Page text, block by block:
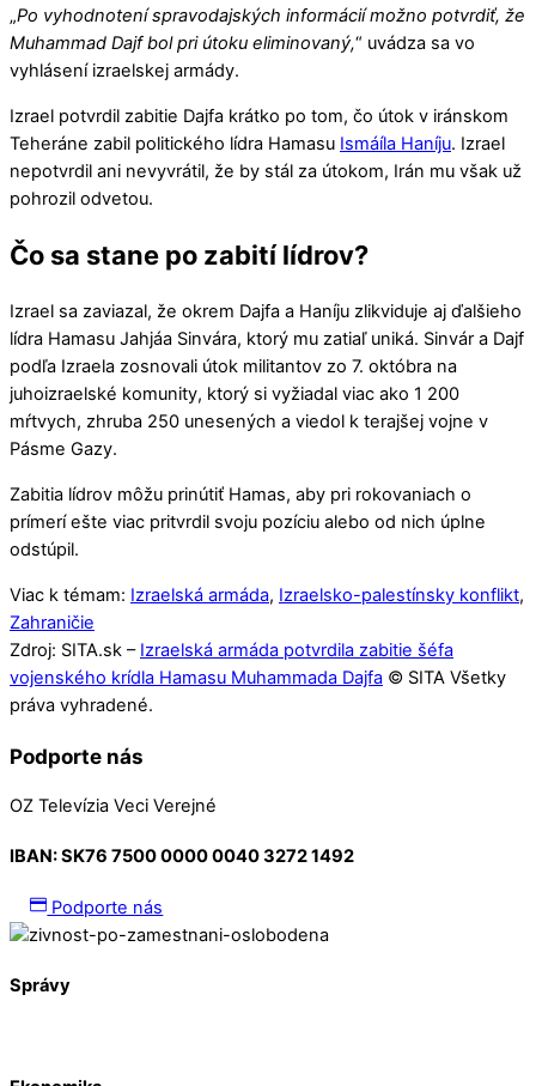
„Po vyhodnotení spravodajských informácií možno potvrdiť, že
Muhammad Dajf bol pri útoku eliminovaný,“ uvádza sa vo
vyhlásení izraelskej armády.
Izrael potvrdil zabitie Dajfa krátko po tom, čo útok v iránskom
Teheráne zabil politického lídra Hamasu Ismáíla Haníju. Izrael
nepotvrdil ani nevyvrátil, že by stál za útokom, Irán mu však už
pohrozil odvetou.
Čo sa stane po zabití lídrov?
Izrael sa zaviazal, že okrem Dajfa a Haníju zlikviduje aj ďalšieho
lídra Hamasu Jahjáa Sinvára, ktorý mu zatiaľ uniká. Sinvár a Dajf
podľa Izraela zosnovali útok militantov zo 7. októbra na
juhoizraelské komunity, ktorý si vyžiadal viac ako 1 200
mŕtvych, zhruba 250 unesených a viedol k terajšej vojne v
Pásme Gazy.
Zabitia lídrov môžu prinútiť Hamas, aby pri rokovaniach o
prímerí ešte viac pritvrdil svoju pozíciu alebo od nich úplne
odstúpil.
Viac k témam: Izraelská armáda, Izraelsko-palestínsky konflikt,
Zahraničie
Zdroj: SITA.sk – Izraelská armáda potvrdila zabitie šéfa
vojenského krídla Hamasu Muhammada Dajfa © SITA Všetky
práva vyhradené.
Podporte nás
OZ Televízia Veci Verejné
IBAN:SK76 7500 0000 0040 3272 1492
Podporte nás
Správy